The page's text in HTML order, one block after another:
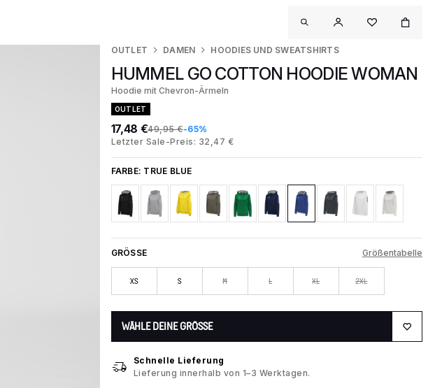
OUTLET DAMEN HOODIES UND SWEATSHIRTS
HUMMEL GO COTTON HOODIE WOMAN
Hoodie mit Chevron-Ärmeln
OUTLET
17,48 €49,95 €-65%
Letzter Sale-Preis: 32,47 €
FARBE: TRUE BLUE
GRÖSSE Größentabelle
XS S M L XL 2XL
WÄHLE DEINE GRÖSSE
Schnelle Lieferung
Lieferung innerhalb von 1–3 Werktagen.